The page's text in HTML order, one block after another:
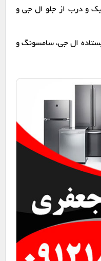
و درب از جلو ال جی و
ال جی، سامسونگ و